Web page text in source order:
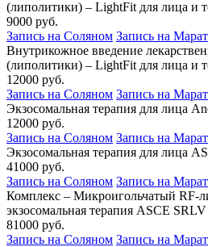
(липолитики) – LightFit для лица и
9000 руб.
Запись на Соляном Запись на
Внутрикожное введение
(липолитики) – LightFit для лица и
12000 руб.
Запись на Соляном Запись на
Экзосомальная терапия для лица
12000 руб.
Запись на Соляном Запись на
Экзосомальная терапия для лица
41000 руб.
Запись на Соляном Запись на
Комплекс – Микроигольчатый RF-
экзосомальная терапия ASCE SRLV
81000 руб.
Запись на Соляном Запись на